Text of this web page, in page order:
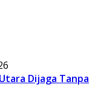
Dijaga Tanpa